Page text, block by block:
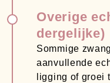
Overige
dergelijke)
Sommige
aanvullende
ligging of groei